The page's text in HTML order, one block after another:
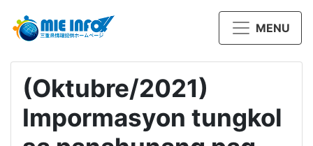
MENU
(Oktubre/2021)
Impormasyon tungkol